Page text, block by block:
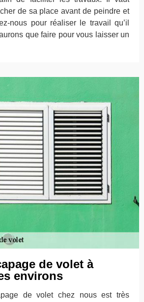
de sa place avant de peindre et
nous pour réaliser le travail qu’il
que faire pour vous laisser un
de volet à
environs
de volet chez nous est très